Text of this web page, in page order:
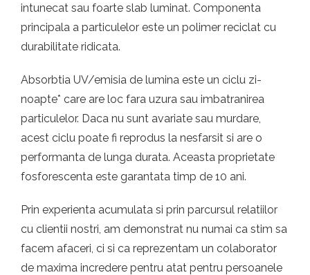
intunecat sau foarte slab luminat. Componenta
principala a particulelor este un polimer reciclat cu
durabilitate ridicata.
Absorbtia UV/emisia de lumina este un ciclu zi-
noapte* care are loc fara uzura sau imbatranirea
particulelor. Daca nu sunt avariate sau murdare,
acest ciclu poate fi reprodus la nesfarsit si are o
performanta de lunga durata. Aceasta proprietate
fosforescenta este garantata timp de 10 ani.
Prin experienta acumulata si prin parcursul relatiilor
cu clientii nostri, am demonstrat nu numai ca stim sa
facem afaceri, ci si ca reprezentam un colaborator
de maxima incredere pentru atat pentru persoanele